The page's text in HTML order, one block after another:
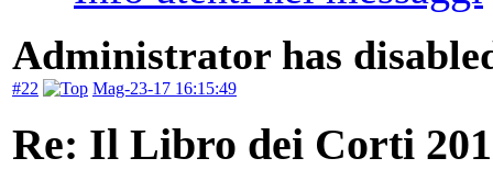
Administrator has
#22 Mag-23-17 16:15:49
Re: Il Libro dei Corti